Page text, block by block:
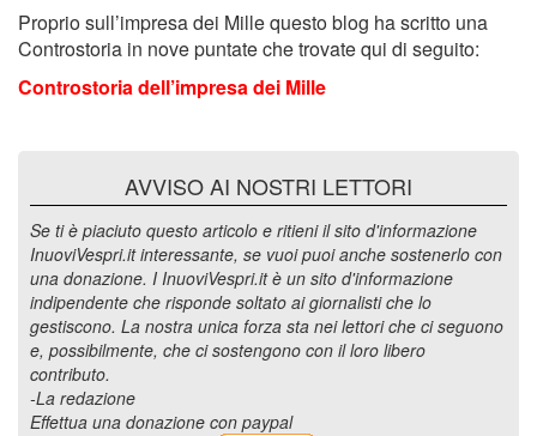
Proprio sull’impresa dei Mille questo blog ha scritto una
Controstoria in nove puntate che trovate qui di seguito:
Controstoria dell’impresa dei Mille
AVVISO AI NOSTRI LETTORI
Se ti è piaciuto questo articolo e ritieni il sito d'informazione
InuoviVespri.it interessante, se vuoi puoi anche sostenerlo con
una donazione. I InuoviVespri.it è un sito d'informazione
indipendente che risponde soltato ai giornalisti che lo
gestiscono. La nostra unica forza sta nei lettori che ci seguono
e, possibilmente, che ci sostengono con il loro libero
contributo.
-La redazione
Effettua una donazione con paypal